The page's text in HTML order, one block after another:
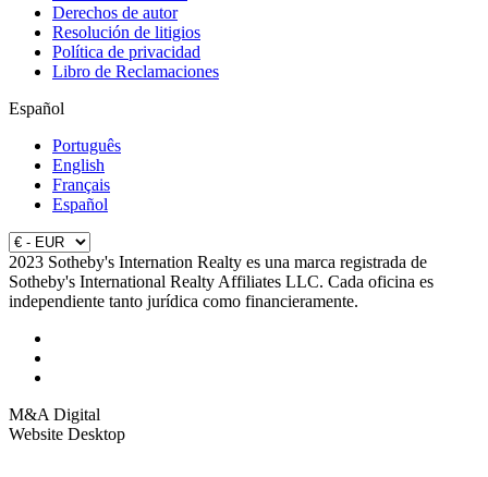
Derechos de autor
Resolución de litigios
Política de privacidad
Libro de Reclamaciones
Español
Português
English
Français
Español
2023 Sotheby's Internation Realty es una marca registrada de
Sotheby's International Realty Affiliates LLC. Cada oficina es
independiente tanto jurídica como financieramente.
M&A Digital
Website Desktop